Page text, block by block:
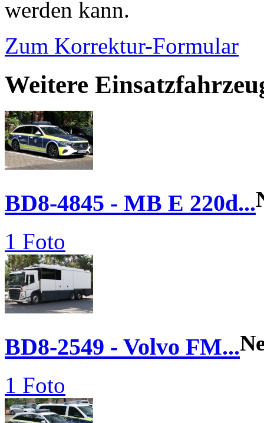
werden kann.
Zum Korrektur-Formular
Weitere
BD8-4845 - MB E 220d...
1 Foto
BD8-2549 - Volvo FM...
1 Foto